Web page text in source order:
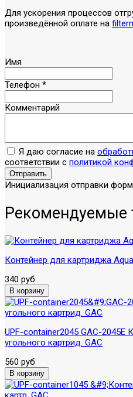
Для ускорения процессов
произведённой оплате на
Имя
Телефон *
Комментарий
Я даю согласие на
соответствии с политикой
Отправить
Инициализация отправки
Рекомендуемые
Контейнер для картриджа
340 руб
UPF-container2045 GAC-2045E
угольного картрид. GAC
560 руб